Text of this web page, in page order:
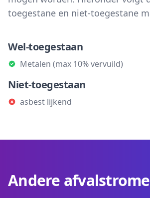
toegestane en niet-toegestane
Wel-toegestaan
Metalen (max 10% vervuild)
Niet-toegestaan
asbest lijkend
Andere